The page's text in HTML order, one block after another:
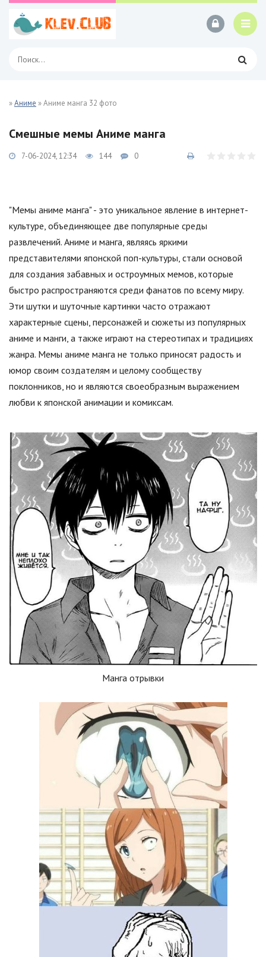
»Аниме » Аниме манга 32 фото
Смешные мемы Аниме манга
7-06-2024, 12:34 144 0
"Мемы аниме манга" - это уникальное явление в интернет-
культуре, объединяющее две популярные среды
развлечений. Аниме и манга, являясь яркими
представителями японской поп-культуры, стали основой
для создания забавных и остроумных мемов, которые
быстро распространяются среди фанатов по всему миру.
Эти шутки и шуточные картинки часто отражают
характерные сцены, персонажей и сюжеты из популярных
аниме и манги, а также играют на стереотипах и традициях
жанра. Мемы аниме манга не только приносят радость и
юмор своим создателям и целому сообществу
поклонников, но и являются своеобразным выражением
любви к японской анимации и комиксам.
Манга отрывки